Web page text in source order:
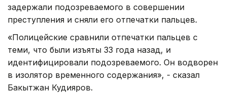
задержали подозреваемого в совершении
преступления и сняли его отпечатки пальцев.
«Полицейские сравнили отпечатки пальцев с
теми, что были изъяты 33 года назад, и
идентифицировали подозреваемого. Он водворен
в изолятор временного содержания», - сказал
Бакытжан Кудияров.